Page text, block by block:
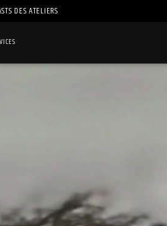
DES ATELIERS